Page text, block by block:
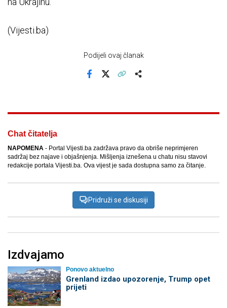
(Vijesti.ba)
Podijeli ovaj članak
Chat čitatelja
NAPOMENA - Portal Vijesti.ba zadržava pravo da obriše neprimjeren
sadržaj bez najave i objašnjenja. Mišljenja iznešena u chatu nisu stavovi
redakcije portala Vijesti.ba. Ova vijest je sada dostupna samo za čitanje.
Pridruži se diskusiji
Izdvajamo
Ponovo aktuelno
Grenland izdao upozorenje, Trump opet
prijeti